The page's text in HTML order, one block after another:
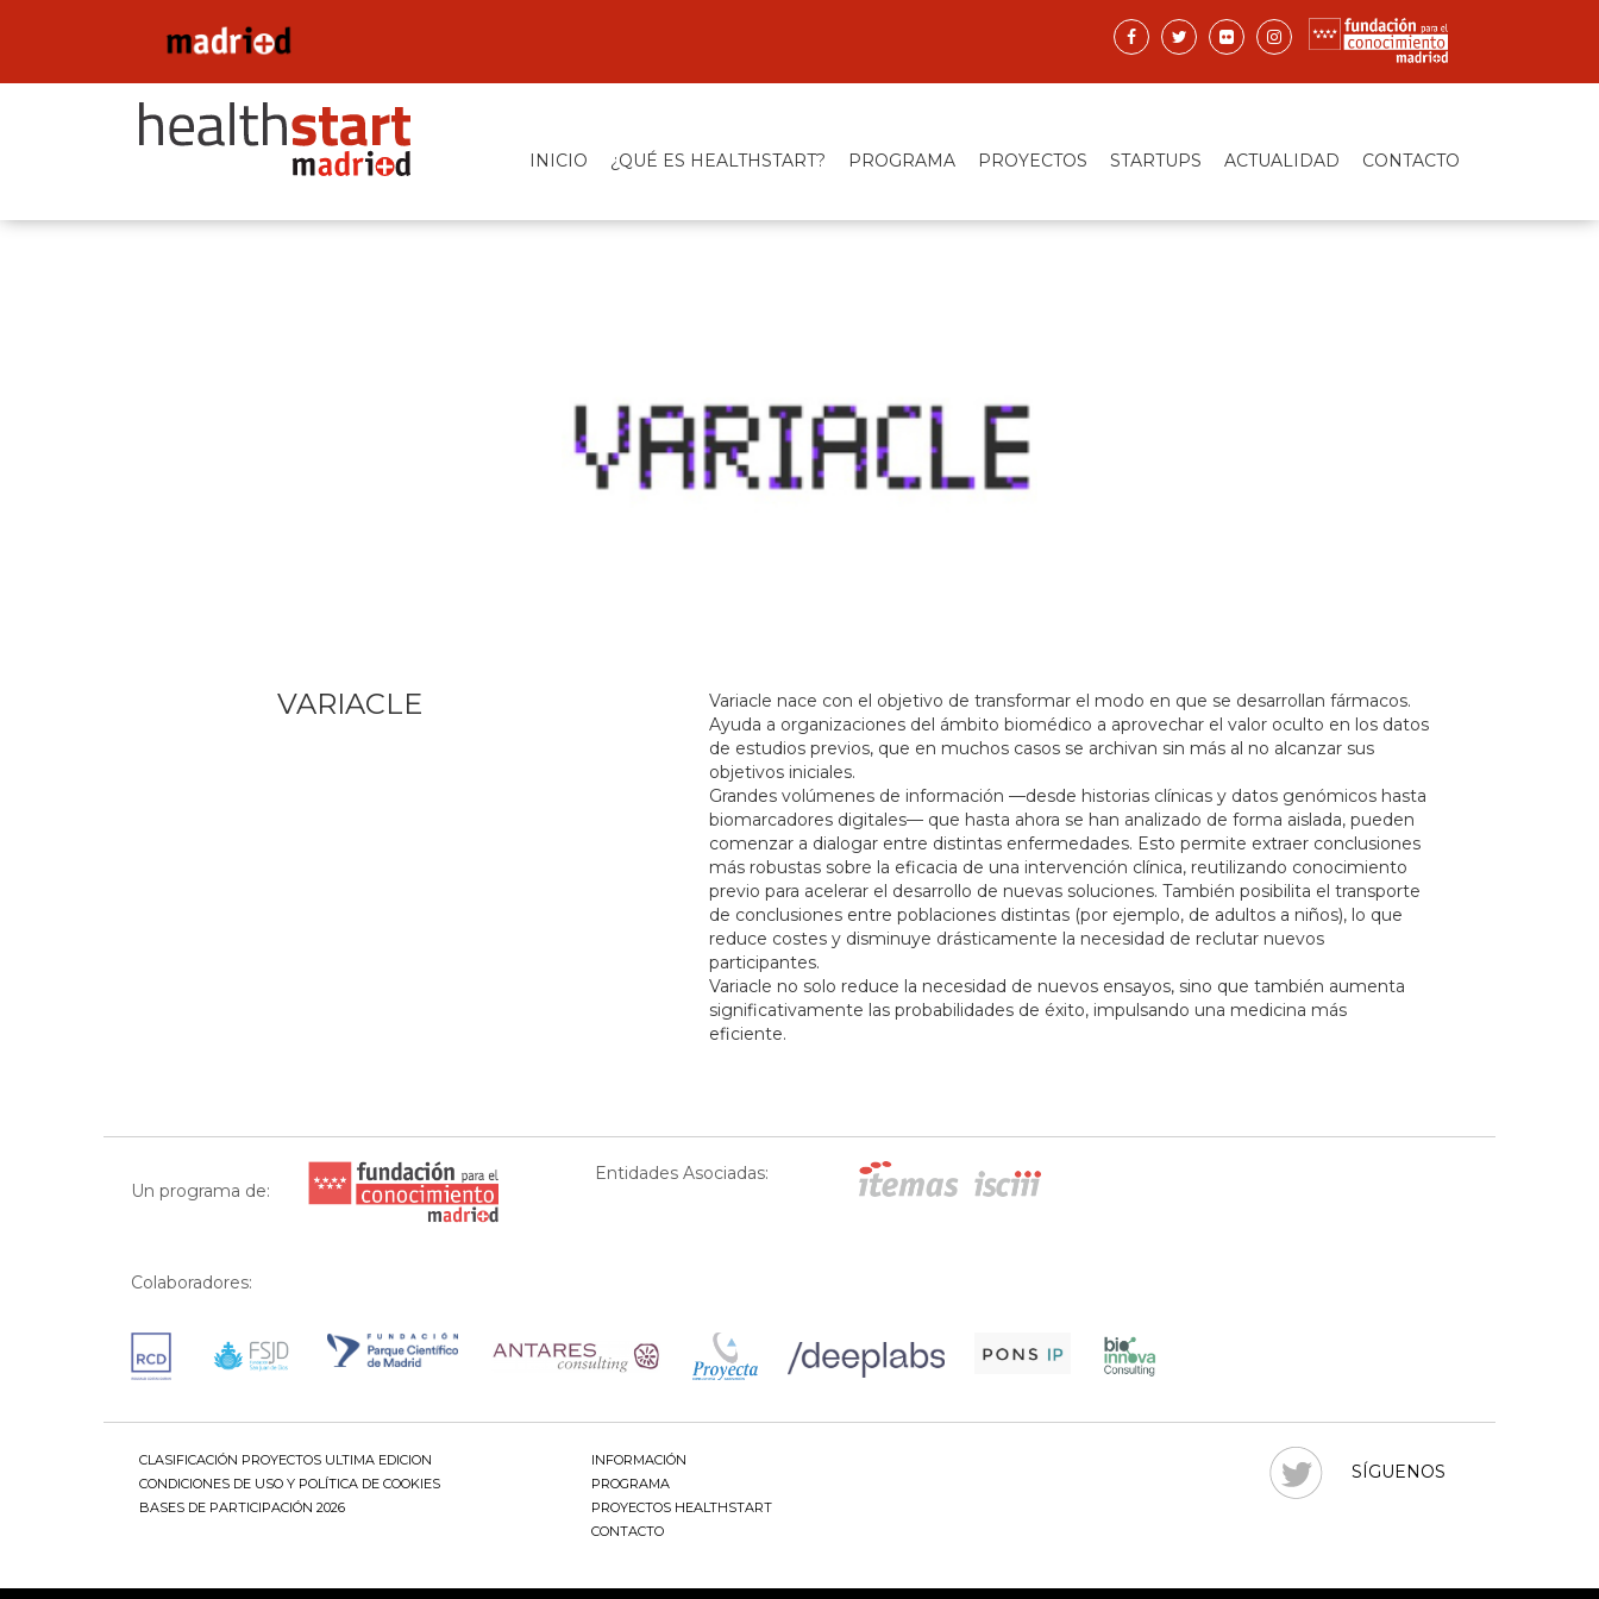
INICIO ¿QUÉ ES HEALTHSTART? PROGRAMA PROYECTOS STARTUPS ACTUALIDAD CONTACTO
VARIACLE Variacle nace con el objetivo de transformar el modo en que se desarrollan fármacos.
Ayuda a organizaciones del ámbito biomédico a aprovechar el valor oculto en los datos
de estudios previos, que en muchos casos se archivan sin más al no alcanzar sus
objetivos iniciales.
Grandes volúmenes de información —desde historias clínicas y datos genómicos hasta
biomarcadores digitales— que hasta ahora se han analizado de forma aislada, pueden
comenzar a dialogar entre distintas enfermedades. Esto permite extraer conclusiones
más robustas sobre la eficacia de una intervención clínica, reutilizando conocimiento
previo para acelerar el desarrollo de nuevas soluciones. También posibilita el transporte
de conclusiones entre poblaciones distintas (por ejemplo, de adultos a niños), lo que
reduce costes y disminuye drásticamente la necesidad de reclutar nuevos
participantes.
Variacle no solo reduce la necesidad de nuevos ensayos, sino que también aumenta
significativamente las probabilidades de éxito, impulsando una medicina más
eficiente.
Un programa de:
Entidades Asociadas:
Colaboradores:
CLASIFICACIÓN PROYECTOS ULTIMA EDICION
CONDICIONES DE USO Y POLÍTICA DE COOKIES
BASES DE PARTICIPACIÓN 2026
INFORMACIÓN
PROGRAMA
PROYECTOS HEALTHSTART
CONTACTO
SÍGUENOS